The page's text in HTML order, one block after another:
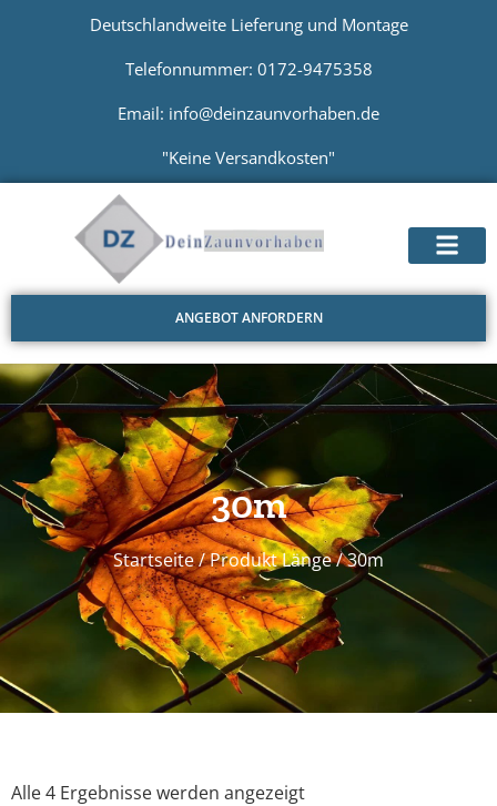
Deutschlandweite Lieferung und Montage
Telefonnummer: 0172-9475358
Email: info@deinzaunvorhaben.de
"Keine Versandkosten"
ANGEBOT ANFORDERN
30m
Startseite/ Produkt Länge / 30m
Alle 4 Ergebnisse werden angezeigt